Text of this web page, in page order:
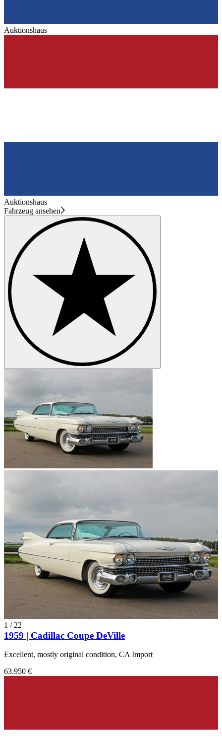
Auktionshaus
Auktionshaus
Fahrzeug ansehen
1 / 22
1959 | Cadillac Coupe DeVille
Excellent, mostly original condition, CA Import
63.950 €